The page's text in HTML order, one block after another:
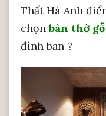
Thất Hà Anh
chọnbàn thờ
đình bạn ?